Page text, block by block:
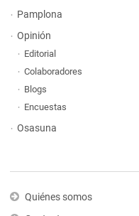
Pamplona
Opinión
Editorial
Colaboradores
Blogs
Encuestas
Osasuna
Quiénes somos